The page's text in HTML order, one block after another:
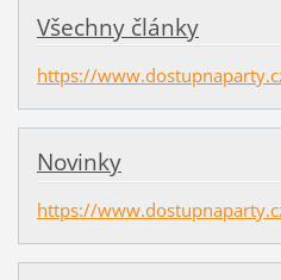
Všechny články
https://
Novinky
https://